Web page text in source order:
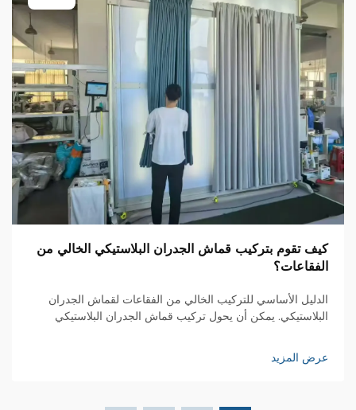
كيف تقوم بتركيب قماش الجدران البلاستيكي الخالي من
الفقاعات؟
الدليل الأساسي للتركيب الخالي من الفقاعات لقماش الجدران
البلاستيكي. يمكن أن يحول تركيب قماش الجدران البلاستيكي
تشطيب أملس خالٍ من الفقاعات يتطلب مهارة وانتباهًا للتفاصيل.
سواء كنتَ...
عرض المزيد